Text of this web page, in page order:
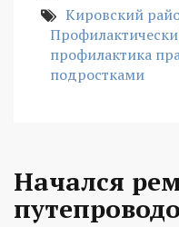
Кировский
профилактика
подростками
Начался